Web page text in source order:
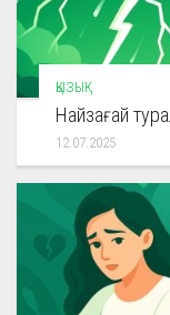
ҚЫЗЫҚ
Найзағай
12.07.2025